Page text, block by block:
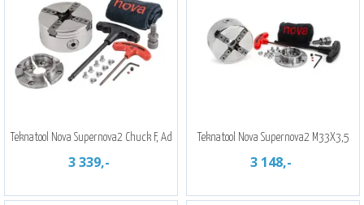
Teknatool Nova Supernova2 Chuck F, Ad
3 339,-
Teknatool Nova Supernova2 M33X3,5
3 148,-